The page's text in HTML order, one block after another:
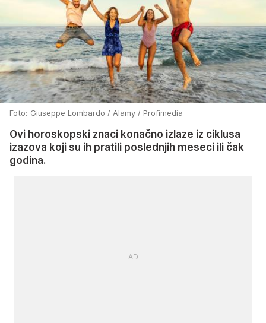
Foto: Giuseppe Lombardo / Alamy / Profimedia
Ovi horoskopski znaci konačno izlaze iz ciklusa
izazova koji su ih pratili poslednjih meseci ili čak
godina.